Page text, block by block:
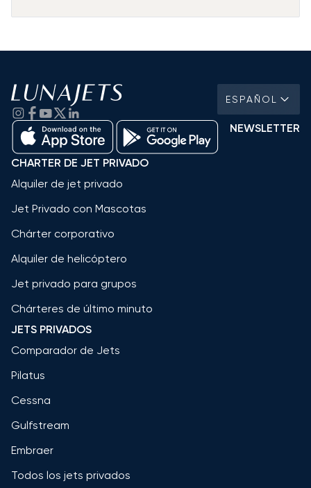
ESPAÑOL
NEWSLETTER
CHARTER DE JET PRIVADO
Alquiler de jet privado
Jet Privado con Mascotas
Chárter corporativo
Alquiler de helicóptero
Jet privado para grupos
Chárteres de último minuto
JETS PRIVADOS
Comparador de Jets
Pilatus
Cessna
Gulfstream
Embraer
Todos los jets privados